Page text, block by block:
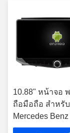
10.88" หน้าจอ
ถือมือถือ สําหรับ
Mercedes
ประเภท R171